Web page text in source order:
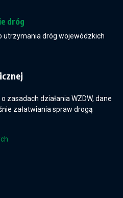
dróg
utrzymania dróg wojewódzkich
zasadach działania WZDW, dane
załatwiania spraw drogą